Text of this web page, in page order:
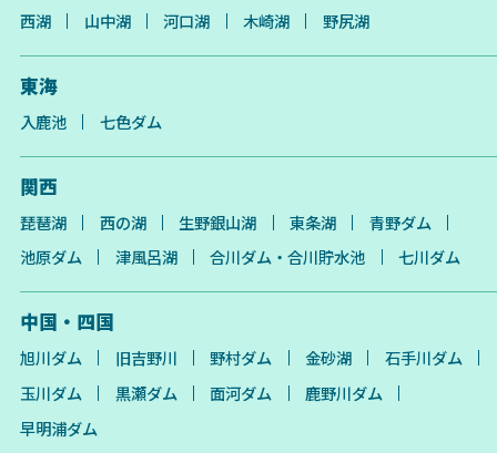
西湖 山中湖 河口湖 木崎湖 野尻湖
東海
入鹿池 七色ダム
関西
琵琶湖 西の湖 生野銀山湖 東条湖
青野ダム
池原ダム
津風呂湖 合川ダム・合川貯水池 七川ダム
中国・四国
旭川ダム 旧吉野川 野村ダム 金砂湖
石手川ダム
玉川ダム
黒瀬ダム 面河ダム
鹿野川ダム
早明浦ダム